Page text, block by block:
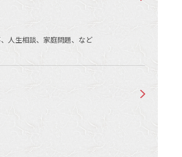
人生相談、家庭問題、など